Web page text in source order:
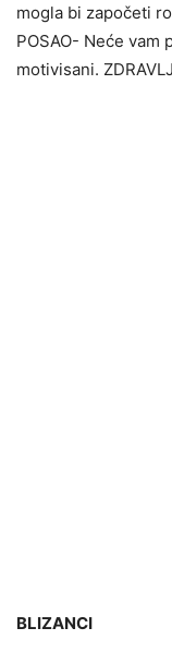
mogla bi započeti
POSAO- Neće vam
motivisani.
BLIZANCI